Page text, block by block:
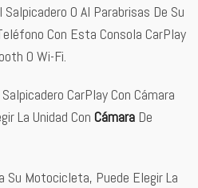
O Al Parabrisas De Su
Con Esta Consola CarPlay
O Wi-Fi.
CarPlay Con Cámara
La Unidad Con Cámara De
Su Motocicleta, Puede Elegir La